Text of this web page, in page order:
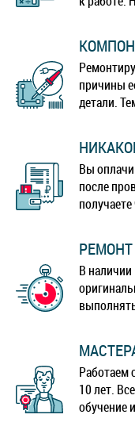
причины
детали.
Вы
после
В наличии
Работаем
10 лет.
обучение